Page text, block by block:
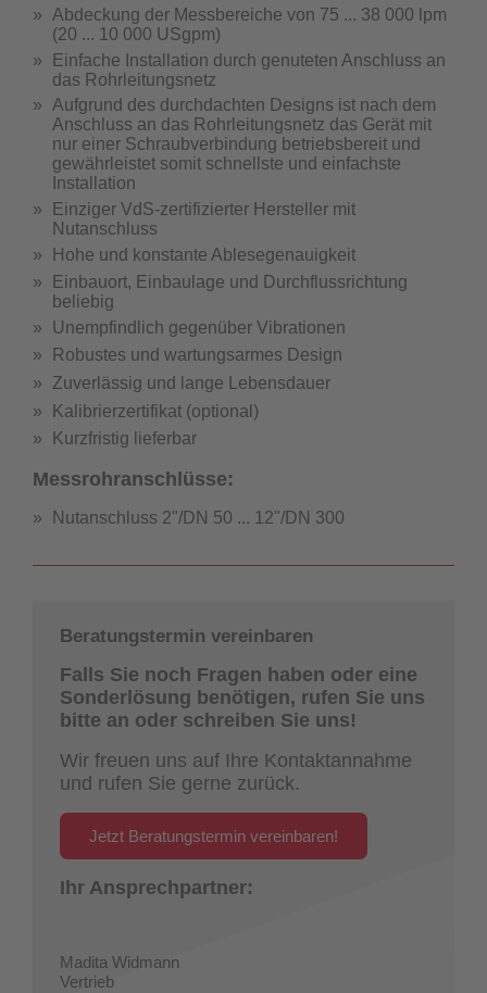
Abdeckung der Messbereiche von 75 ... 38 000 lpm
(20 ... 10 000 USgpm)
Einfache Installation durch genuteten Anschluss an
das Rohrleitungsnetz
Aufgrund des durchdachten Designs ist nach dem
Anschluss an das Rohrleitungsnetz das Gerät mit
nur einer Schraubverbindung betriebsbereit und
gewährleistet somit schnellste und einfachste
Installation
Einziger VdS-zertifizierter Hersteller mit
Nutanschluss
Hohe und konstante Ablesegenauigkeit
Einbauort, Einbaulage und Durchflussrichtung
beliebig
Unempfindlich gegenüber Vibrationen
Robustes und wartungsarmes Design
Zuverlässig und lange Lebensdauer
Kalibrierzertifikat (optional)
Kurzfristig lieferbar
Messrohranschlüsse:
Nutanschluss 2"/DN 50 ... 12"/DN 300
Beratungstermin vereinbaren
Falls Sie noch Fragen haben oder eine
Sonderlösung benötigen, rufen Sie uns
bitte an oder schreiben Sie uns!
Wir freuen uns auf Ihre Kontaktannahme
und rufen Sie gerne zurück.
Jetzt Beratungstermin vereinbaren!
Ihr Ansprechpartner:
Madita Widmann
Vertrieb